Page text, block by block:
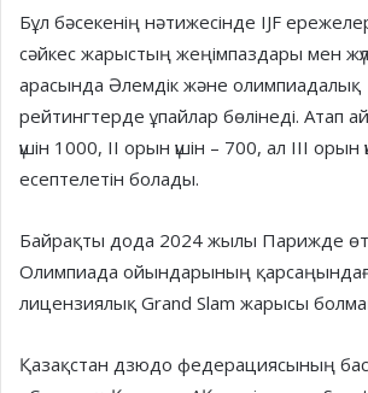
Бұл бәсекенің нәтижесінде IJF
сәйкес жарыстың жеңімпаздары мен
арасында Әлемдік және олимпиадалық
рейтингтерде ұпайлар бөлінеді. Атап
үшін 1000, ІІ орын үшін – 700, ал ІІІ орын
есептелетін болады.
Байрақты дода 2024 жылы Парижде
Олимпиада ойындарының
лицензиялық Grand Slam жарысы
Қазақстан дзюдо федерациясының бас